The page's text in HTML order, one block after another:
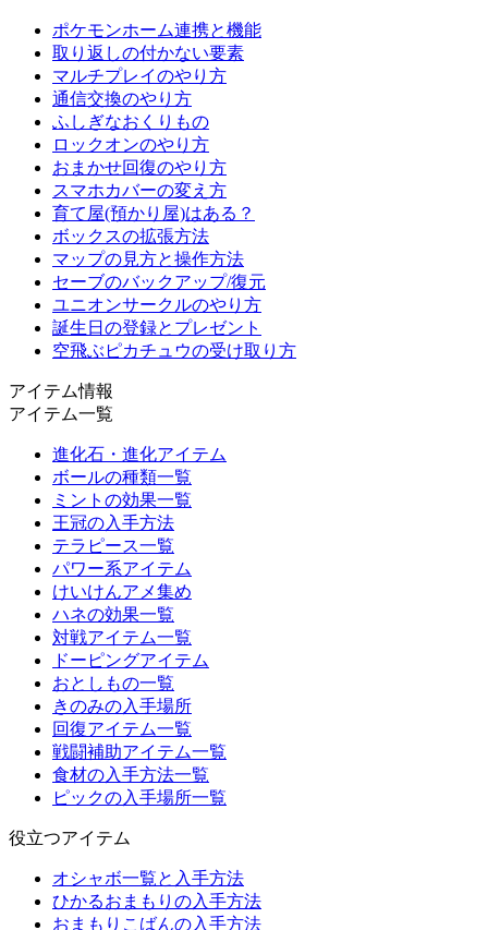
ポケモンホーム連携と機能
取り返しの付かない要素
マルチプレイのやり方
通信交換のやり方
ふしぎなおくりもの
ロックオンのやり方
おまかせ回復のやり方
スマホカバーの変え方
育て屋(預かり屋)はある？
ボックスの拡張方法
マップの見方と操作方法
セーブのバックアップ/復元
ユニオンサークルのやり方
誕生日の登録とプレゼント
空飛ぶピカチュウの受け取り方
アイテム情報
アイテム一覧
進化石・進化アイテム
ボールの種類一覧
ミントの効果一覧
王冠の入手方法
テラピース一覧
パワー系アイテム
けいけんアメ集め
ハネの効果一覧
対戦アイテム一覧
ドーピングアイテム
おとしもの一覧
きのみの入手場所
回復アイテム一覧
戦闘補助アイテム一覧
食材の入手方法一覧
ピックの入手場所一覧
役立つアイテム
オシャボ一覧と入手方法
ひかるおまもりの入手方法
おまもりこばんの入手方法